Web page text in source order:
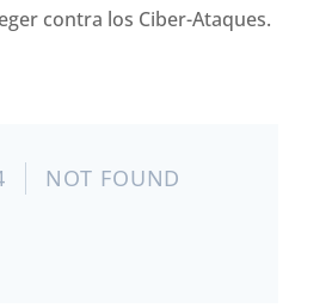
contra los Ciber-Ataques.